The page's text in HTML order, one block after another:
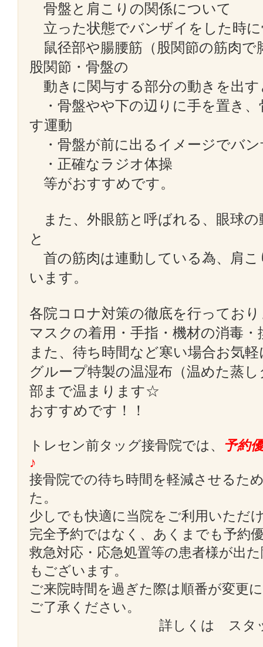
骨盤と肩こりの関係について
立った状態でバンザイをした時
鼠径部や腸腰筋（股関節の筋肉で
股関節・骨盤の
動きに関与する部分の動きを出
・骨盤やや下の辺りに手を置き
す運動
・骨盤が前に出るイメージでバン
・正確なラジオ体操
等がおすすめです。
また、外眼筋と呼ばれる、眼球の
と
首の筋肉は連動している為、肩こ
います。
各院コロナ対策の徹底を行ってお
マスクの着用・手指・機材の消毒
また、待ち時間など寒い場合お気
グループ特製の温湿布（温めた蒸
部まで温まります☆
おすすめです！！
トレセン前タッグ接骨院では、 予約
♪
接骨院での待ち時間を軽減させるた
た。
少しでも快適に当院をご利用いただ
完全予約ではなく、あくまでも予約
救急対応・応急処置等の患者様が出
もございます。
ご来院時間を過ぎた際は順番が変更
ご了承ください。
詳しくは スタ